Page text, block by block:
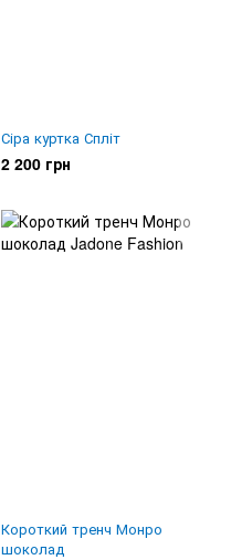
Сіра куртка Спліт
2 200 грн
Короткий тренч Монро
шоколад